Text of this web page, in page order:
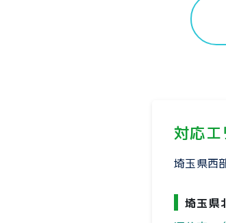
対応エ
埼玉県西
埼玉県